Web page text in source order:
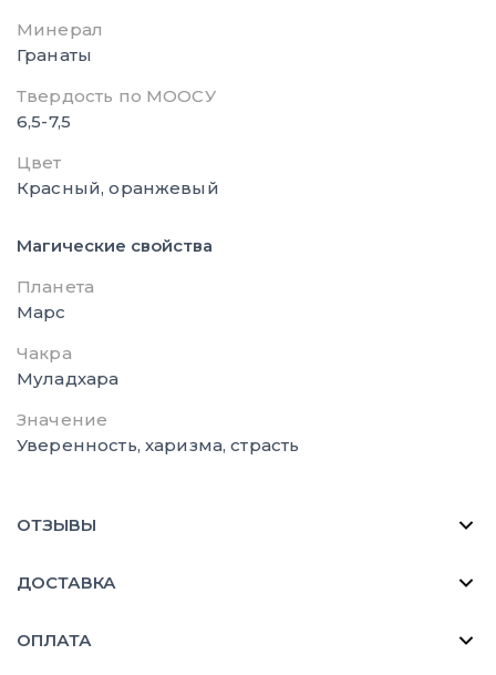
Минерал
Гранаты
Твердость по МООСУ
6,5-7,5
Цвет
Красный, оранжевый
Магические свойства
Планета
Марс
Чакра
Муладхара
Значение
Уверенность, харизма, страсть
ОТЗЫВЫ
ДОСТАВКА
ОПЛАТА